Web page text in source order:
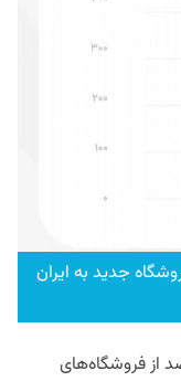
فروشگاه جدید به ایران‌
ایران‌ رنتر آمده است، ۴۲ درصد از فروشگاه‌های